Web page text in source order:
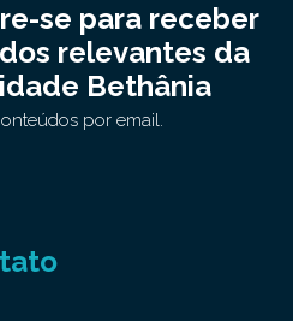
se para receber
relevantes da
Bethânia
por email.